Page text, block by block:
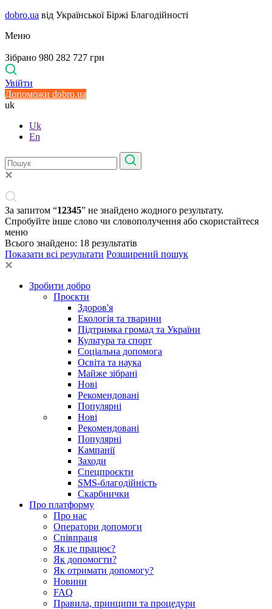
dobro.ua від Української Біржі Благодійності
Меню
Зібрано 980 282 727 грн
Увійти
Допоможи dobro.ua
uk
Uk
En
За запитом “12345” не знайдено жодного результату.
Спробуйте інше слово чи словополучення або скористайтеся
меню
Всього знайдено: 18 результатів
Показати всі результати Розширений пошук
Зробити добро
Проєкти
Здоров'я
Екологія та тварини
Підтримка громад та України
Культура та спорт
Соціальна допомога
Освіта та наука
Майже зібрані
Нові
Рекомендовані
Популярні
Нові
Рекомендовані
Популярні
Кампанії
Заходи
Спецпроєкти
SMS-благодійність
Скарбнички
Про платформу
Про нас
Оператори допомоги
Співпраця
Як це працює?
Як допомогти?
Як отримати допомогу?
Новини
FAQ
Правила, принципи та процедури